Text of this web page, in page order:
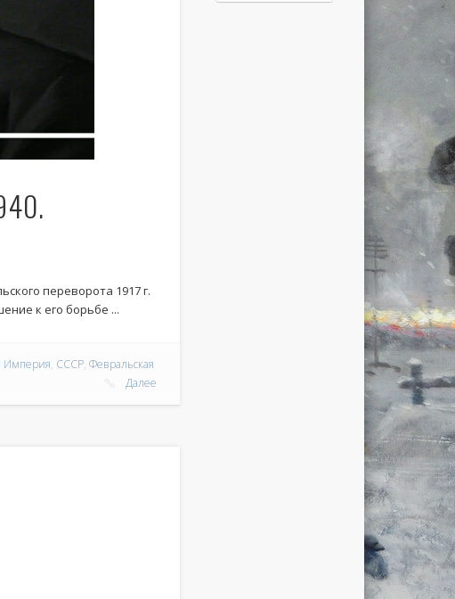
переворота 1917 г.
к его борьбе ...
Империя, СССР,Февральская
Далее